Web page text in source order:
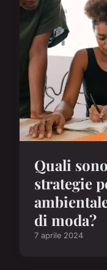
Quali
strategie
di moda?
7 aprile 2024